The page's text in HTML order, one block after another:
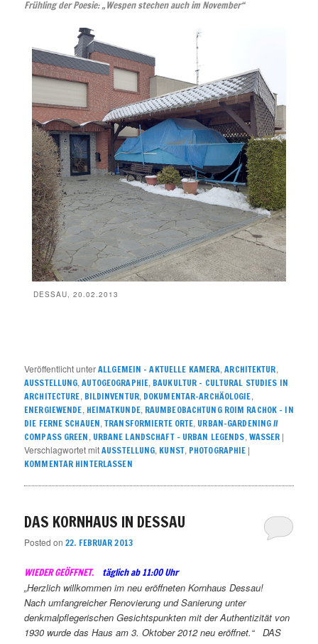
Frühling der Poesie: „Wespen stechen auch im November“
DESSAU, 20.02.2013
Veröffentlicht unterALLGEMEIN – AKTUELLE KAMERA,ARCHITEKTUR,
AUSSTELLUNG,AUTOGEOGRAPHIE, BAUKULTUR – CULTURAL STUDIES IN
ARCHITECTURE, BILDINVENTUR, DOKUMENTAR-ARCHÄOLOGIE,
ENERGIEWENDE, HEIMATKUNDE, RAUMBEOBACHTUNG ROIM RACHOK – IN
DIE FERNE SCHAUEN,TRANSFORMIERTE ORTE, URBAN-GARDENING //
COMPASS GREEN, URBANE LANDSCHAFT – URBAN LEGENDS, WASSER |
Verschlagwortet mitAUSSTELLUNG, KUNST, PHOTOGRAPHIE |
KOMMENTAR HINTERLASSEN
DAS KORNHAUS IN DESSAU
Posted on22. FEBRUAR 2013
WIEDER GEÖFFNET. täglich ab 11:00 Uhr
„Herzlich willkommen im neu eröffneten Kornhaus Dessau!
Nach umfangreicher Renovierung und Sanierung unter
denkmalpflegerischen Gesichtspunkten mit der Authentizität von
1930 wurde das Haus am 3. Oktober 2012 neu eröffnet.“ DAS